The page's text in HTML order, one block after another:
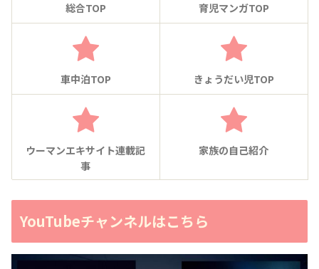
総合TOP 育児マンガTOP
車中泊TOP きょうだい児TOP
ウーマンエキサイト連載記
事
家族の自己紹介
YouTubeチャンネルはこちら